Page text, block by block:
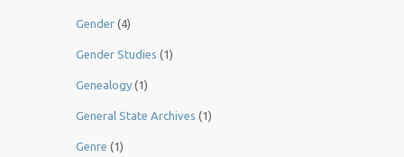
Gender (4)
Gender Studies (1)
Genealogy (1)
General State Archives (1)
Genre (1)